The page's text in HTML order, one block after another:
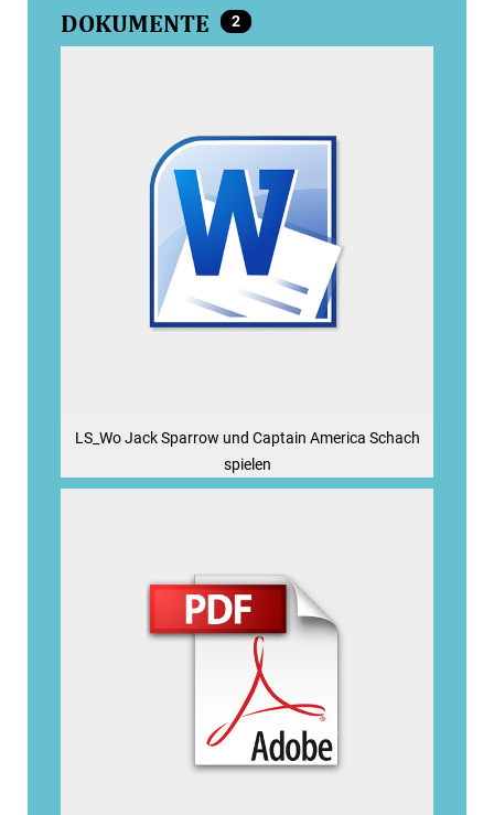
DOKUMENTE 2
LS_Wo Jack Sparrow und Captain America Schach
spielen